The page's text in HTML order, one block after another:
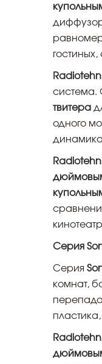
система.
твитера
одного
Серия
Серия
комнат,